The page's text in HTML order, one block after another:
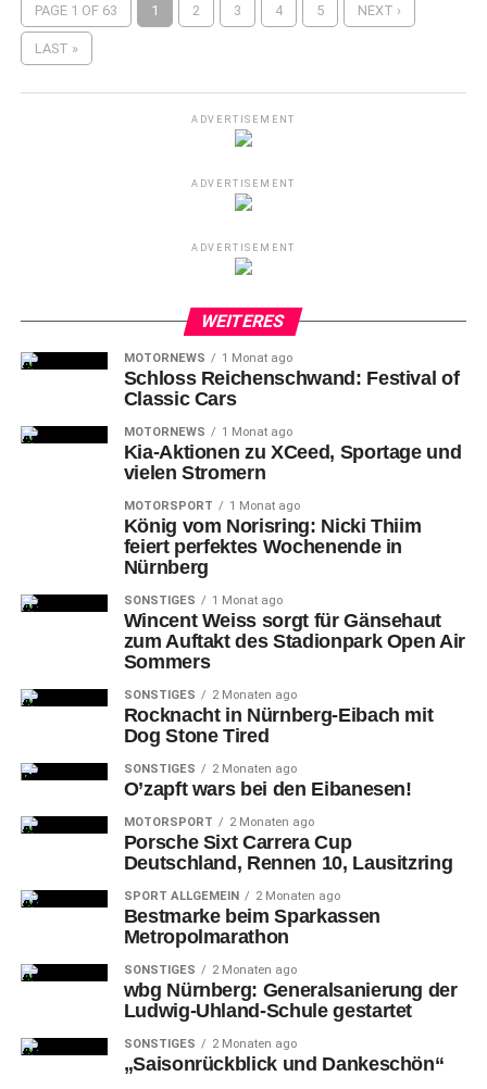
PAGE 1 OF 63 1 2 3 4 5 NEXT ›
LAST »
ADVERTISEMENT
ADVERTISEMENT
ADVERTISEMENT
WEITERES
MOTORNEWS 1 Monat ago
Schloss Reichenschwand: Festival of
Classic Cars
MOTORNEWS 1 Monat ago
Kia-Aktionen zu XCeed, Sportage und
vielen Stromern
MOTORSPORT 1 Monat ago
König vom Norisring: Nicki Thiim
feiert perfektes Wochenende in
Nürnberg
SONSTIGES 1 Monat ago
Wincent Weiss sorgt für Gänsehaut
zum Auftakt des Stadionpark Open Air
Sommers
SONSTIGES 2 Monaten ago
Rocknacht in Nürnberg-Eibach mit
Dog Stone Tired
SONSTIGES 2 Monaten ago
O’zapft wars bei den Eibanesen!
MOTORSPORT 2 Monaten ago
Porsche Sixt Carrera Cup
Deutschland, Rennen 10, Lausitzring
SPORT ALLGEMEIN 2 Monaten ago
Bestmarke beim Sparkassen
Metropolmarathon
SONSTIGES 2 Monaten ago
wbg Nürnberg: Generalsanierung der
Ludwig-Uhland-Schule gestartet
SONSTIGES 2 Monaten ago
„Saisonrückblick und Dankeschön“